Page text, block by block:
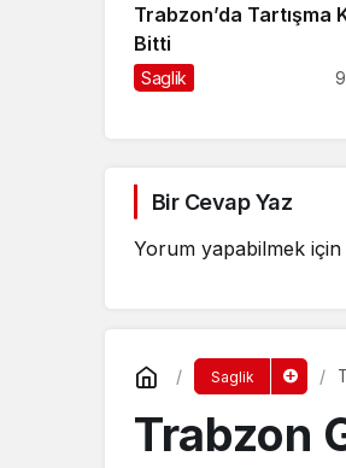
Trabzon’da Tartışma
Bitti
Saglik
Bir Cevap Yaz
Yorum yapabilmek için
Saglik
Trabzon